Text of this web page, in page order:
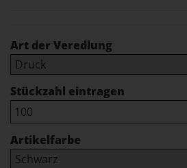
Art der Veredlung
Stückzahl eintragen
Artikelfarbe